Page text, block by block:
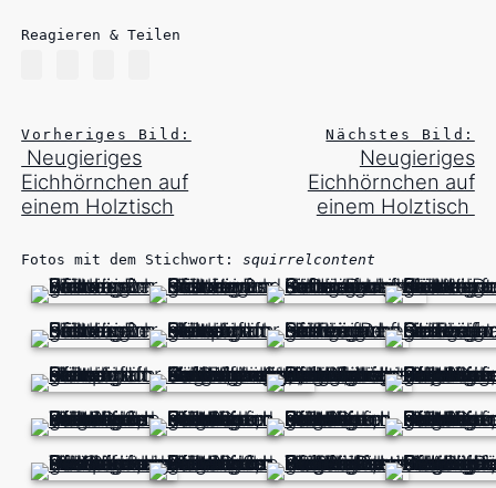
Reagieren & Teilen
Vorheriges Bild:
Neugieriges
Eichhörnchen auf
einem Holztisch
Nächstes Bild:
Neugieriges
Eichhörnchen auf
einem Holztisch
Fotos mit dem Stichwort:squirrelcontent